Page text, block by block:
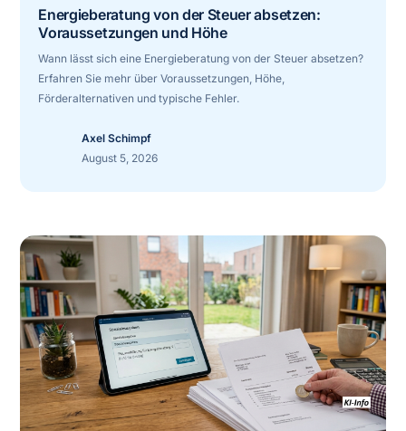
Energieberatung von der Steuer absetzen:
Voraussetzungen und Höhe
Wann lässt sich eine Energieberatung von der Steuer absetzen?
Erfahren Sie mehr über Voraussetzungen, Höhe,
Förderalternativen und typische Fehler.
Axel Schimpf
August 5, 2026